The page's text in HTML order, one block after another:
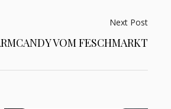
Next Post
VOM FESCHMARKT